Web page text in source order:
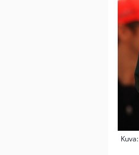
Kuva: